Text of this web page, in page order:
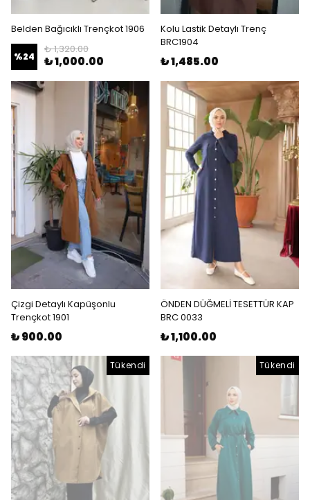
Belden Bağıcıklı Trençkot 1906
%24
₺ 1,320.00
₺ 1,000.00
Kolu Lastik Detaylı Trenç
BRC1904
₺ 1,485.00
Çizgi Detaylı Kapüşonlu
Trençkot 1901
₺ 900.00
ÖNDEN DÜĞMELİ TESETTÜR KAP
BRC 0033
₺ 1,100.00
Tükendi Tükendi